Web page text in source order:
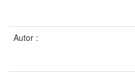
Autor :